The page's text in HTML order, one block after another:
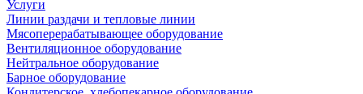
Услуги
Линии раздачи и тепловые линии
Мясоперерабатывающее оборудование
Вентиляционное оборудование
Нейтральное оборудование
Барное оборудование